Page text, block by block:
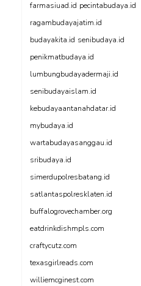
farmasiuad.id pecintabudaya.id
ragambudayajatim.id
budayakita.id senibudaya.id
penikmatbudaya.id
lumbungbudayadermaji.id
senibudayaislam.id
kebudayaantanahdatar.id
mybudaya.id
wartabudayasanggau.id
sribudaya.id
simerdupolresbatang.id
satlantaspolresklaten.id
buffalogrovechamber.org
eatdrinkdishmpls.com
craftycutz.com
texasgirlreads.com
williemcginest.com